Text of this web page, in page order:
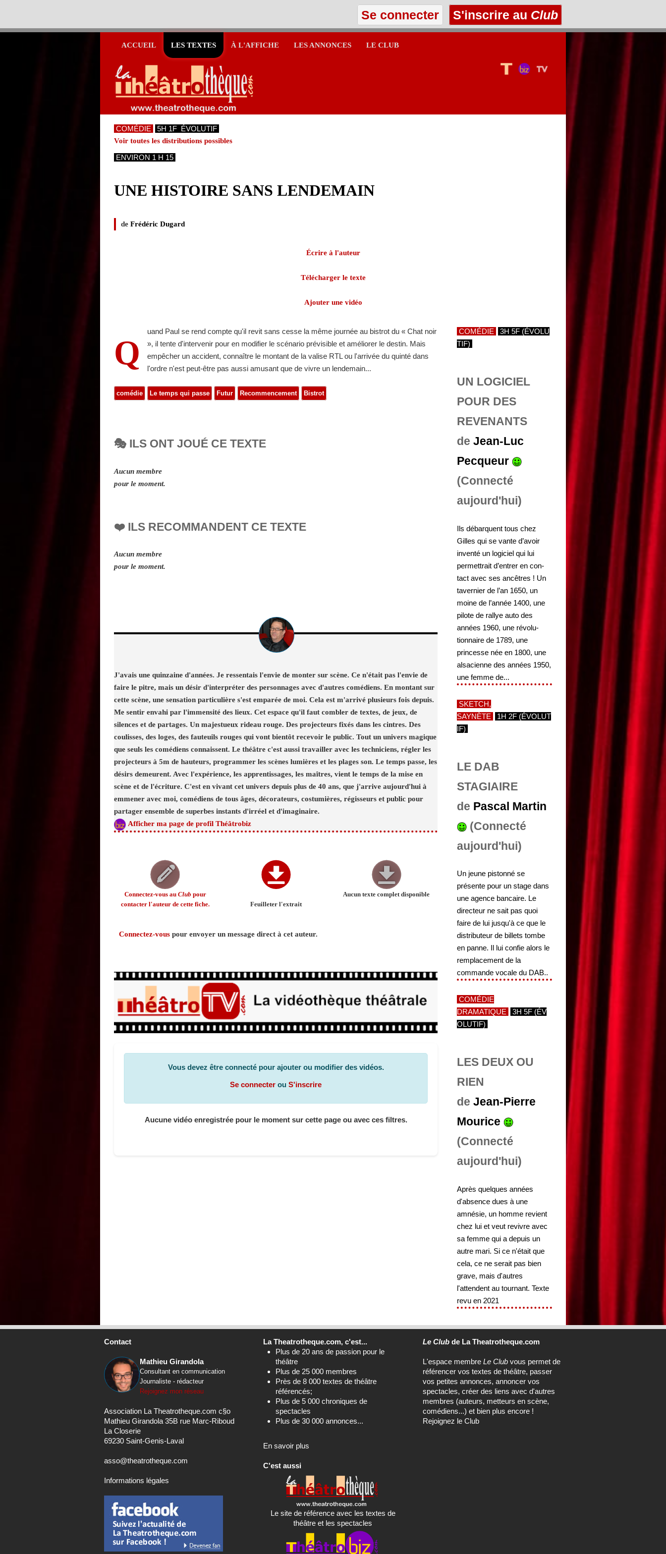
Se connecter S'inscrire au Club
ACCUEIL LES TEXTES À L'AFFICHE LES ANNONCES LE CLUB
COMÉDIE 5H 1F ÉVOLUTIF
Voir toutes les distributions possibles
ENVIRON 1 H 15
UNE HISTOIRE SANS LENDEMAIN
de Frédéric Dugard
Écrire à l'auteur
Télécharger le texte
Ajouter une vidéo
Q
uand Paul se rend compte qu'il revit sans cesse la même journée au bistrot du « Chat noir
», il tente d'intervenir pour en modifier le scénario prévisible et améliorer le destin. Mais
empêcher un accident, connaître le montant de la valise RTL ou l'arrivée du quinté dans
l'ordre n'est peut-être pas aussi amusant que de vivre un lendemain...
comédie Le temps qui passe Futur Recommencement Bistrot
🎭 ILS ONT JOUÉ CE TEXTE
Aucun membre
pour le moment.
❤️ ILS RECOMMANDENT CE TEXTE
Aucun membre
pour le moment.
J'avais une quinzaine d'années. Je ressentais l'envie de monter sur scène. Ce n'était pas l'envie de
faire le pitre, mais un désir d'interpréter des personnages avec d'autres comédiens. En montant sur
cette scène, une sensation particulière s'est emparée de moi. Cela est m'arrivé plusieurs fois depuis.
Me sentir envahi par l'immensité des lieux. Cet espace qu'il faut combler de textes, de jeux, de
silences et de partages. Un majestueux rideau rouge. Des projecteurs fixés dans les cintres. Des
coulisses, des loges, des fauteuils rouges qui vont bientôt recevoir le public. Tout un univers magique
que seuls les comédiens connaissent. Le théâtre c'est aussi travailler avec les techniciens, régler les
projecteurs à 5m de hauteurs, programmer les scènes lumières et les plages son. Le temps passe, les
désirs demeurent. Avec l'expérience, les apprentissages, les maîtres, vient le temps de la mise en
scène et de l'écriture. C'est en vivant cet univers depuis plus de 40 ans, que j'arrive aujourd'hui à
emmener avec moi, comédiens de tous âges, décorateurs, costumières, régisseurs et public pour
partager ensemble de superbes instants d'irréel et d'imaginaire.
Afficher ma page de profil Théâtrobiz
Connectez-vous au Club pour
contacter l'auteur de cette fiche.
Feuilleter l'extrait
Aucun texte complet disponible
Connectez-vous pour envoyer un message direct à cet auteur.
Vous devez être connecté pour ajouter ou modifier des vidéos.
Se connecter ouS'inscrire
Aucune vidéo enregistrée pour le moment sur cette page ou avec ces filtres.
COMÉDIE
3H 5F (ÉVOLU
TIF)
UN LOGICIEL
POUR DES
REVENANTS
deJean-Luc
Pecqueur
(Connecté
aujourd'hui)
Ils débarquent tous chez
Gilles qui se vante d’avoir
inventé un logiciel qui lui
permettrait d’entrer en con-
tact avec ses ancêtres ! Un
tavernier de l’an 1650, un
moine de l’année 1400, une
pilote de rallye auto des
années 1960, une révolu-
tionnaire de 1789, une
princesse née en 1800, une
alsacienne des années 1950,
une femme de...
SKETCH,
SAYNÈTE
1H 2F (ÉVOLUT
IF)
LE DAB
STAGIAIRE
de Pascal Martin
(Connecté
aujourd'hui)
Un jeune pistonné se
présente pour un stage dans
une agence bancaire. Le
directeur ne sait pas quoi
faire de lui jusqu'à ce que le
distributeur de billets tombe
en panne. Il lui confie alors le
remplacement de la
commande vocale du DAB..
COMÉDIE
DRAMATIQUE
3H 5F (ÉV
OLUTIF)
LES DEUX OU
RIEN
deJean-Pierre
Mourice
(Connecté
aujourd'hui)
Après quelques années
d'absence dues à une
amnésie, un homme revient
chez lui et veut revivre avec
sa femme qui a depuis un
autre mari. Si ce n'était que
cela, ce ne serait pas bien
grave, mais d'autres
l'attendent au tournant. Texte
revu en 2021
Contact
Mathieu Girandola
Consultant en communication
Journaliste - rédacteur
Rejoignez mon réseau
Association La Theatrotheque.com c§o
Mathieu Girandola 35B rue Marc-Riboud
La Closerie
69230 Saint-Genis-Laval
asso@theatrotheque.com
Informations légales
La Theatrotheque.com, c'est...
Plus de 20 ans de passion pour le
théâtre
Plus de 25 000 membres
Près de 8 000 textes de théâtre
référencés;
Plus de 5 000 chroniques de
spectacles
Plus de 30 000 annonces...
En savoir plus
C'est aussi
Le site de référence avec les textes de
théâtre et les spectacles
Le Clubde La Theatrotheque.com
L'espace membre Le Clubvous permet de
référencer vos textes de théâtre, passer
vos petites annonces, annoncer vos
spectacles, créer des liens avec d'autres
membres (auteurs, metteurs en scène,
comédiens...) et bien plus encore !
Rejoignez le Club